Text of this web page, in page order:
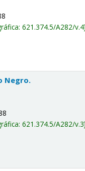
621.374.5/A282/v.4
Negro.
621.374.5/A282/v.3